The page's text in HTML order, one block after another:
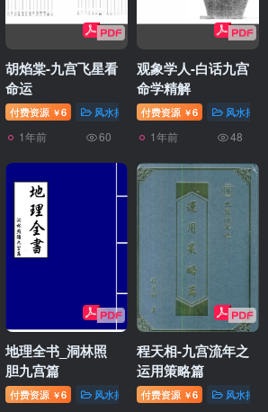
胡焰棠-九宫飞星看
命运
付费资源 ￥6 风水择日
1年前 60
观象学人-白话九宫
命学精解
付费资源 ￥6 风水择日
1年前 48
地理全书_洞林照
胆九宫篇
付费资源 ￥6 风水择日
程天相-九宫流年之
运用策略篇
付费资源 ￥6 风水择日